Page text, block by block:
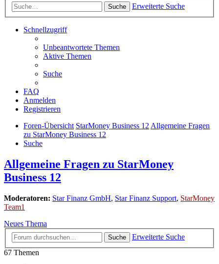
Suche Erweiterte Suche
Schnellzugriff
Unbeantwortete Themen
Aktive Themen
Suche
FAQ
Anmelden
Registrieren
Foren-Übersicht StarMoney Business 12Allgemeine Fragen
zu StarMoney Business 12
Suche
Allgemeine Fragen zu StarMoney
Business 12
Moderatoren: Star Finanz GmbH, Star Finanz Support, StarMoney
Team1
Neues Thema
Suche
Erweiterte Suche
67 Themen